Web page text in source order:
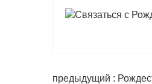
предыдущий :